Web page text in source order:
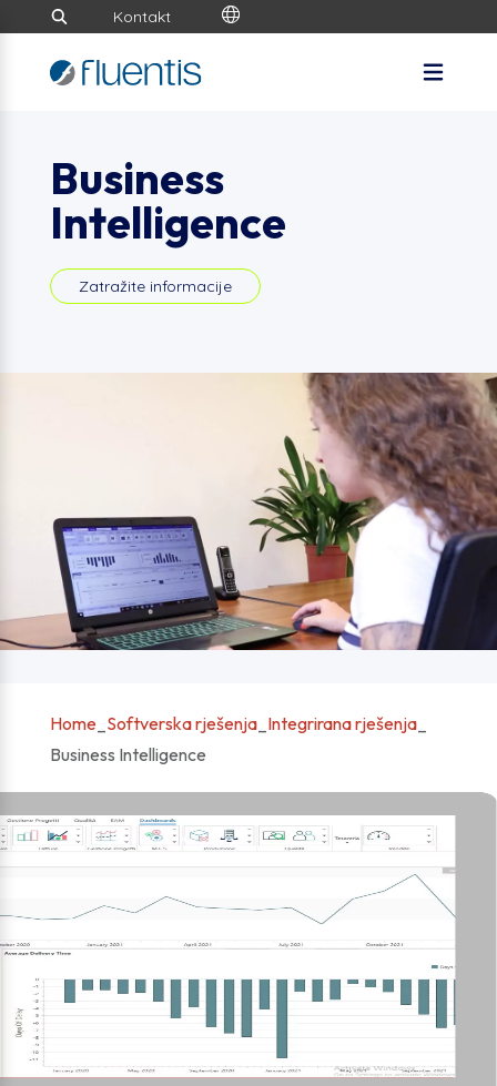
Kontakt
Business
Intelligence
Zatražite informacije
Home_ Softverska rješenja_ Integrirana rješenja_
Business Intelligence